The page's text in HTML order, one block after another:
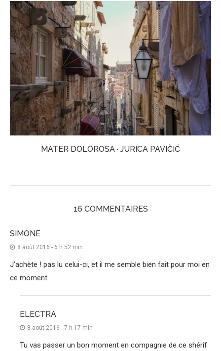
MATER DOLOROSA · JURICA PAVIČIĆ
16 COMMENTAIRES
SIMONE
8 août 2016 - 6 h 52 min
J’achète ! pas lu celui-ci, et il me semble bien fait pour moi en
ce moment.
ELECTRA
8 août 2016 - 7 h 17 min
Tu vas passer un bon moment en compagnie de ce shérif